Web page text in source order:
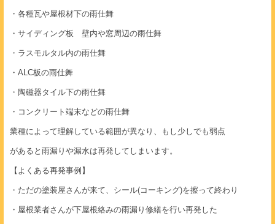
・各種瓦や屋根材下の雨仕舞
・サイディング板 壁内や窓周辺の雨仕舞
・ラスモルタル内の雨仕舞
・ALC板の雨仕舞
・陶磁器タイル下の雨仕舞
・コンクリート端末などの雨仕舞
業種によって理解している範囲が異なり、もし少しでも弱点
があると雨漏りや漏水は再発してしまいます。
【よくある再発事例】
・ただの塗装屋さんが来て、シール(コーキング)を擦って終わり
・屋根業者さんが下屋根絡みの雨漏り修繕を行い再発した